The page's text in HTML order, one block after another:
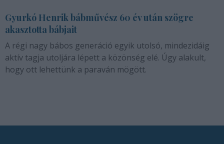
Gyurkó Henrik bábművész 60 év után szögre
akasztotta bábjait
A régi nagy bábos generáció egyik utolsó, mindezidáig
aktív tagja utoljára lépett a közönség elé. Úgy alakult,
hogy ott lehettünk a paraván mögött.